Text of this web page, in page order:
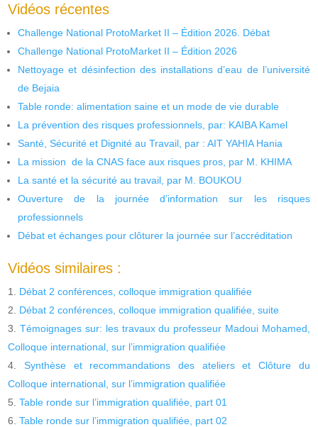
Vidéos récentes
Challenge National ProtoMarket II – Édition 2026. Débat
Challenge National ProtoMarket II – Édition 2026
Nettoyage et désinfection des installations d’eau de l’université
de Bejaia
Table ronde: alimentation saine et un mode de vie durable
La prévention des risques professionnels, par: KAIBA Kamel
Santé, Sécurité et Dignité au Travail, par : AIT YAHIA Hania
La mission de la CNAS face aux risques pros, par M. KHIMA
La santé et la sécurité au travail, par M. BOUKOU
Ouverture de la journée d’information sur les risques
professionnels
Débat et échanges pour clôturer la journée sur l’accréditation
Vidéos similaires :
Débat 2 conférences, colloque immigration qualifiée
Débat 2 conférences, colloque immigration qualifiée, suite
Témoignages sur: les travaux du professeur Madoui Mohamed,
Colloque international, sur l’immigration qualifiée
Synthèse et recommandations des ateliers et Clôture du
Colloque international, sur l’immigration qualifiée
Table ronde sur l’immigration qualifiée, part 01
Table ronde sur l’immigration qualifiée, part 02